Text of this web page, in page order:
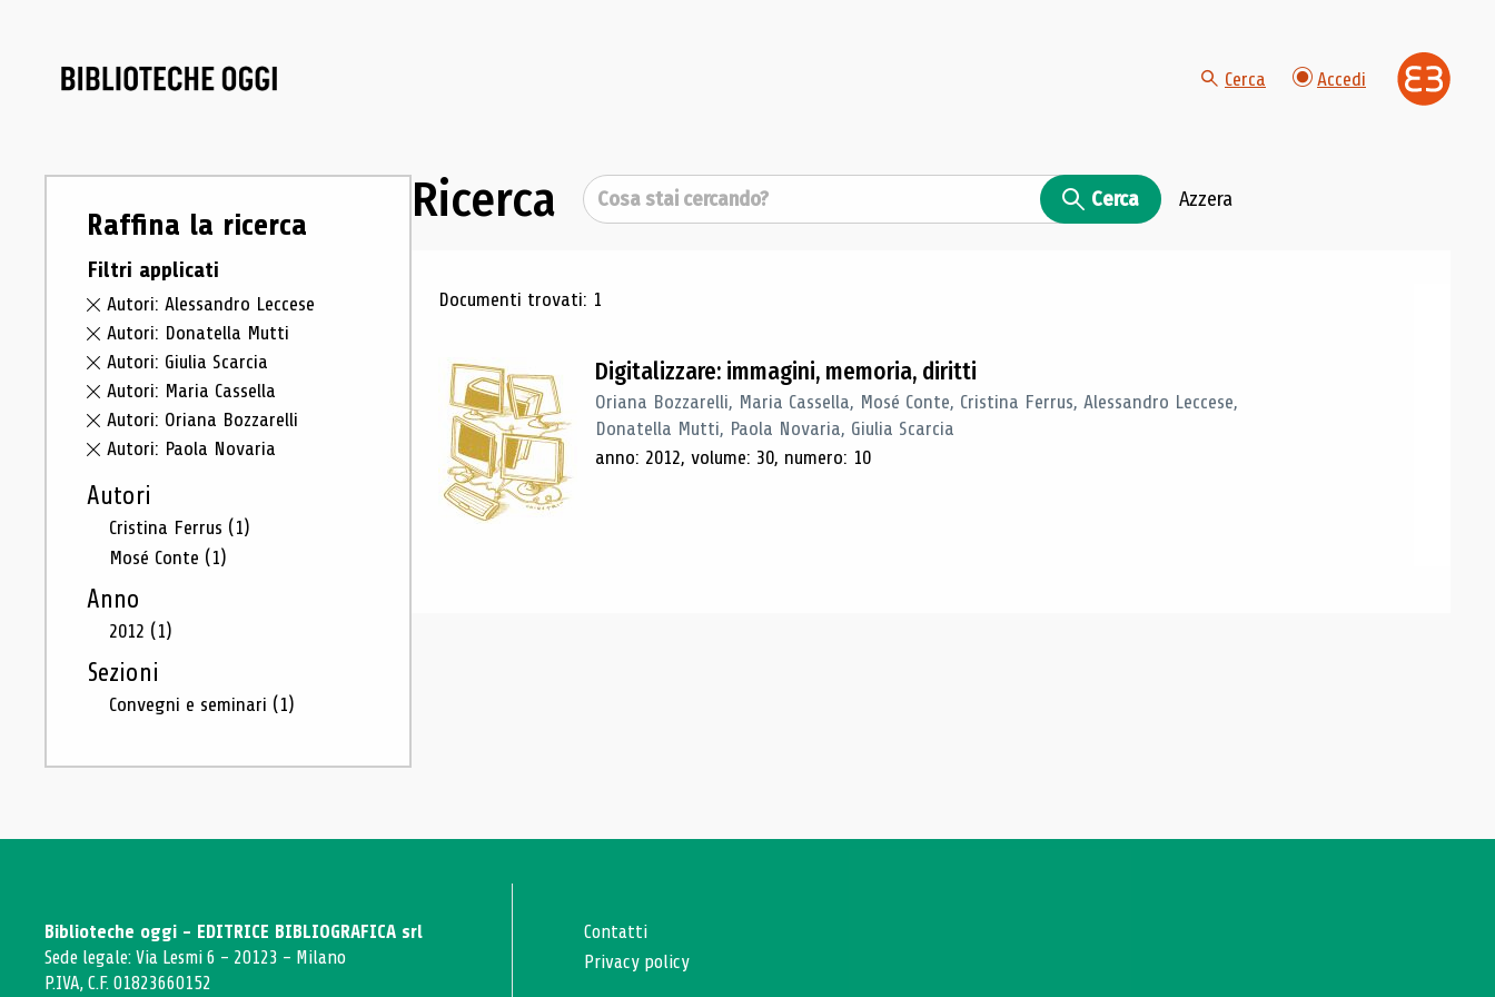
Cerca Accedi
Raffina la ricerca
Filtri applicati
Autori: Alessandro Leccese
Autori: Donatella Mutti
Autori: Giulia Scarcia
Autori: Maria Cassella
Autori: Oriana Bozzarelli
Autori: Paola Novaria
Autori
Cristina Ferrus (1)
Mosé Conte (1)
Anno
2012 (1)
Sezioni
Convegni e seminari (1)
Ricerca Cerca Cerca Azzera
Risultati di ricerca
Documenti trovati: 1
Digitalizzare: immagini, memoria, diritti
Oriana Bozzarelli, Maria Cassella, Mosé Conte, Cristina Ferrus, Alessandro Leccese,
Donatella Mutti, Paola Novaria, Giulia Scarcia
anno: 2012, volume: 30, numero: 10
Biblioteche oggi - EDITRICE BIBLIOGRAFICA srl
Sede legale: Via Lesmi 6 - 20123 - Milano
P.IVA, C.F. 01823660152
Contatti
Privacy policy